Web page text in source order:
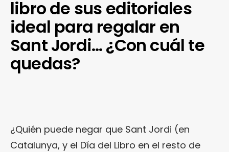
libro de sus editoriales
ideal para regalar en
Sant Jordi… ¿Con cuál te
quedas?
¿Quién puede negar que Sant Jordi (en
Catalunya, y el Día del Libro en el resto de